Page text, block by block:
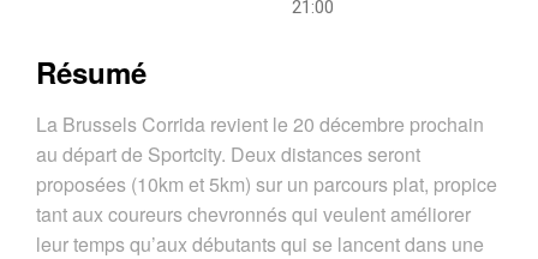
21:00
Résumé
La Brussels Corrida revient le 20 décembre prochain
au départ de Sportcity. Deux distances seront
proposées (10km et 5km) sur un parcours plat, propice
tant aux coureurs chevronnés qui veulent améliorer
leur temps qu’aux débutants qui se lancent dans une